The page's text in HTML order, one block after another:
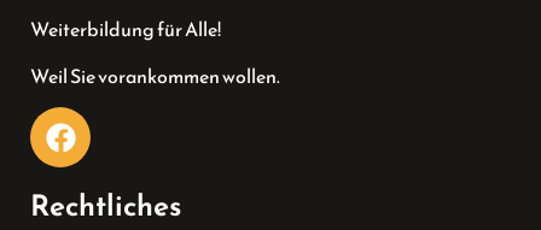
Weiterbildung für Alle!
Weil Sie vorankommen wollen.
Rechtliches